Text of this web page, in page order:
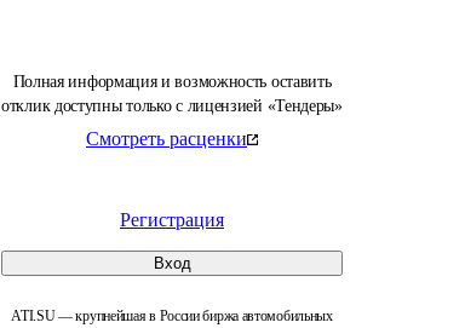
Полная информация и возможность оставить
отклик доступны только с лицензией «Тендеры»
Смотреть расценки
Регистрация
Вход
ATI.SU — крупнейшая в России биржа автомобильных